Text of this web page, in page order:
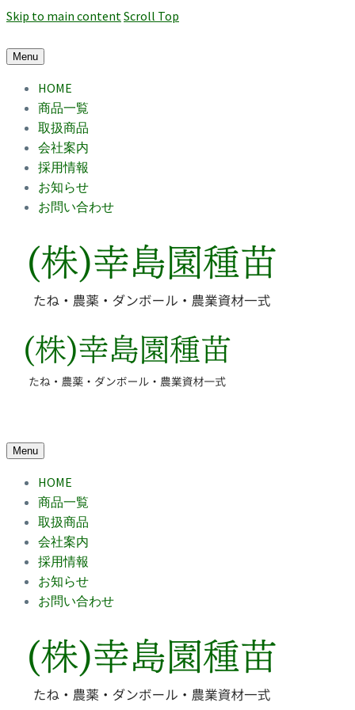
Skip to main contentScroll Top
Menu
HOME
商品一覧
取扱商品
会社案内
採用情報
お知らせ
お問い合わせ
Menu
HOME
商品一覧
取扱商品
会社案内
採用情報
お知らせ
お問い合わせ